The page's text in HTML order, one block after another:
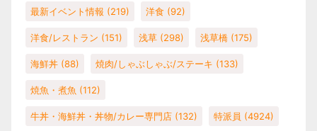
最新イベント情報 (219) 洋食 (92)
洋食/レストラン (151) 浅草 (298) 浅草橋 (175)
海鮮丼 (88) 焼肉/しゃぶしゃぶ/ステーキ (133)
焼魚・煮魚 (112)
牛丼・海鮮丼・丼物/カレー専門店 (132) 特派員 (4924)